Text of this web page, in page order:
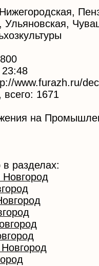
Ульяновская,
www.furazh.ru/
всего: 1671
на
разделах: